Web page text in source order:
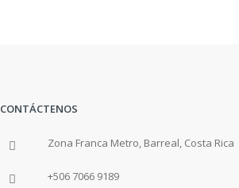
CONTÁCTENOS
Zona Franca Metro, Barreal, Costa Rica
+506 7066 9189